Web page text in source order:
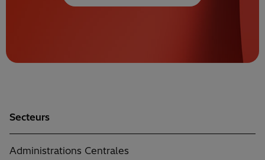
Secteurs
Administrations Centrales